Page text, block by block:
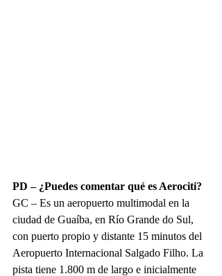
PD – ¿Puedes comentar qué es Aerociti?
GC – Es un aeropuerto multimodal en la
ciudad de Guaíba, en Río Grande do Sul,
con puerto propio y distante 15 minutos del
Aeropuerto Internacional Salgado Filho. La
pista tiene 1.800 m de largo e inicialmente